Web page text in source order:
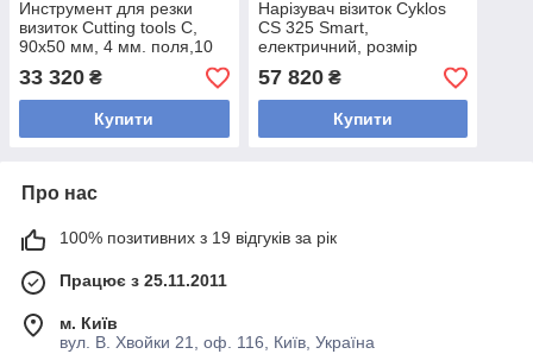
Инструмент для резки
визиток Cutting tools C,
90х50 мм, 4 мм. поля,10
визиток, для Cyklos CS
325 SMART, Basic.
33 320 ₴
Купити
Нарізувач візиток Cyklos
CS 325 Smart,
електричний, розмір
візиток 90х50 мм,
щільність матеріалу 400 г/
м2.
57 820₴
Купити
Про нас
100% позитивних з 19 відгуків за рік
Працює з 25.11.2011
м. Київ
вул. В. Хвойки 21, оф. 116, Київ, Україна